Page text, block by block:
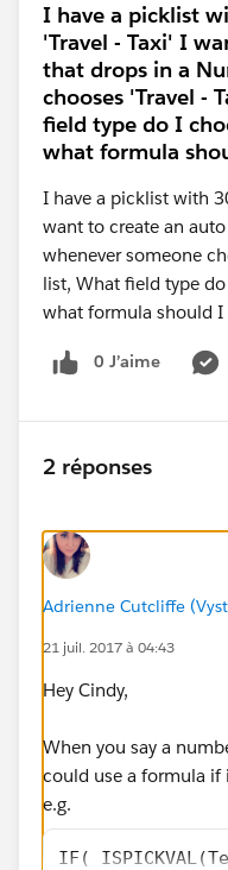
I have a picklist
'Travel - Taxi' I
that drops in a
chooses 'Travel -
field type do I
what formula
I have a picklist with
want to create an
whenever someone
list, What field type
what formula should I
0 J’aime
2 réponses
Adrienne Cutcliffe
21 juil. 2017 à 04:43
Hey Cindy,
When you say a
could use a formula if
e.g.
IF(